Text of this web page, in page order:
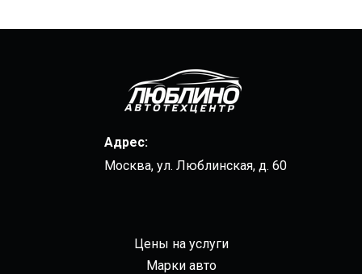
Адрес:
Москва, ул. Люблинская, д. 60
Цены на услуги
Марки авто